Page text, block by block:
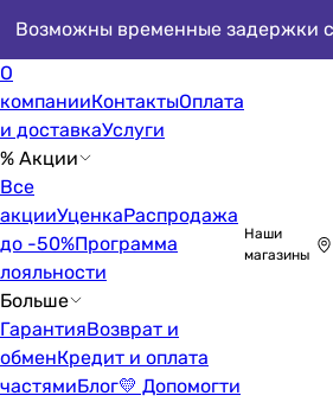
Возможны временные задержки с
О
компанииКонтактыОплата
и доставкаУслуги
% Акции
Все
акцииУценкаРаспродажа
до -50%Программа
лояльности
Больше
ГарантияВозврат и
обменКредит и оплата
частямиБлог💛 Допомогти
Наши
магазины